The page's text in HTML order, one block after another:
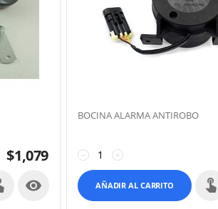
$1,079

BOCINA ALARMA ANTIROBO
+
−
AÑADIR AL CARRITO